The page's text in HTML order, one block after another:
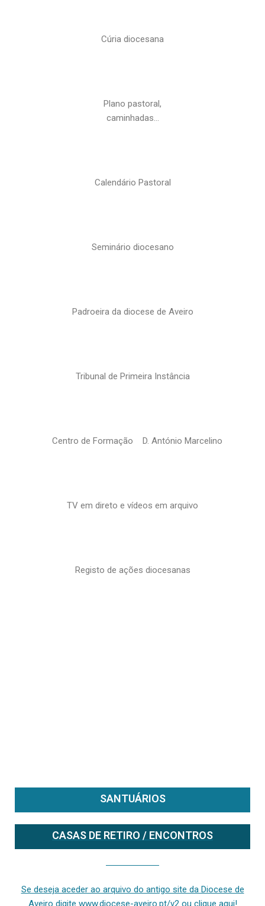
Cúria diocesana
Plano pastoral,
caminhadas…
Calendário Pastoral
Seminário diocesano
Padroeira da diocese de Aveiro
Tribunal de Primeira Instância
Centro de Formação D. António Marcelino
TV em direto e vídeos em arquivo
Registo de ações diocesanas
SANTUÁRIOS
CASAS DE RETIRO / ENCONTROS
Se deseja aceder ao arquivo do antigo site da Diocese de
Aveiro digite www.diocese-aveiro.pt/v2 ou clique aqui!